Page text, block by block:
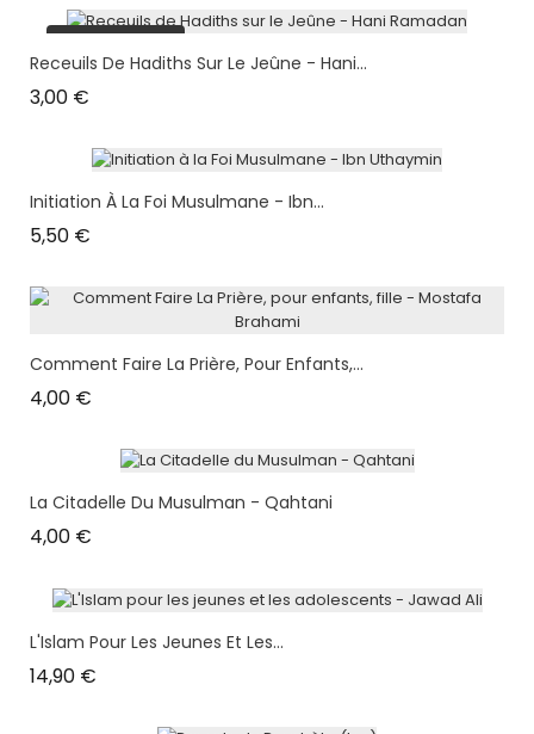
plus en stock
Receuils De Hadiths Sur Le Jeûne - Hani...
3,00 €
Initiation À La Foi Musulmane - Ibn...
5,50 €
Comment Faire La Prière, Pour Enfants,...
4,00 €
La Citadelle Du Musulman - Qahtani
4,00 €
L'Islam Pour Les Jeunes Et Les...
14,90 €